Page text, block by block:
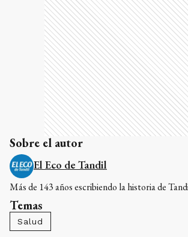
Sobre el autor
El Eco de Tandil
Más de 143 años escribiendo la historia de
Temas
Salud